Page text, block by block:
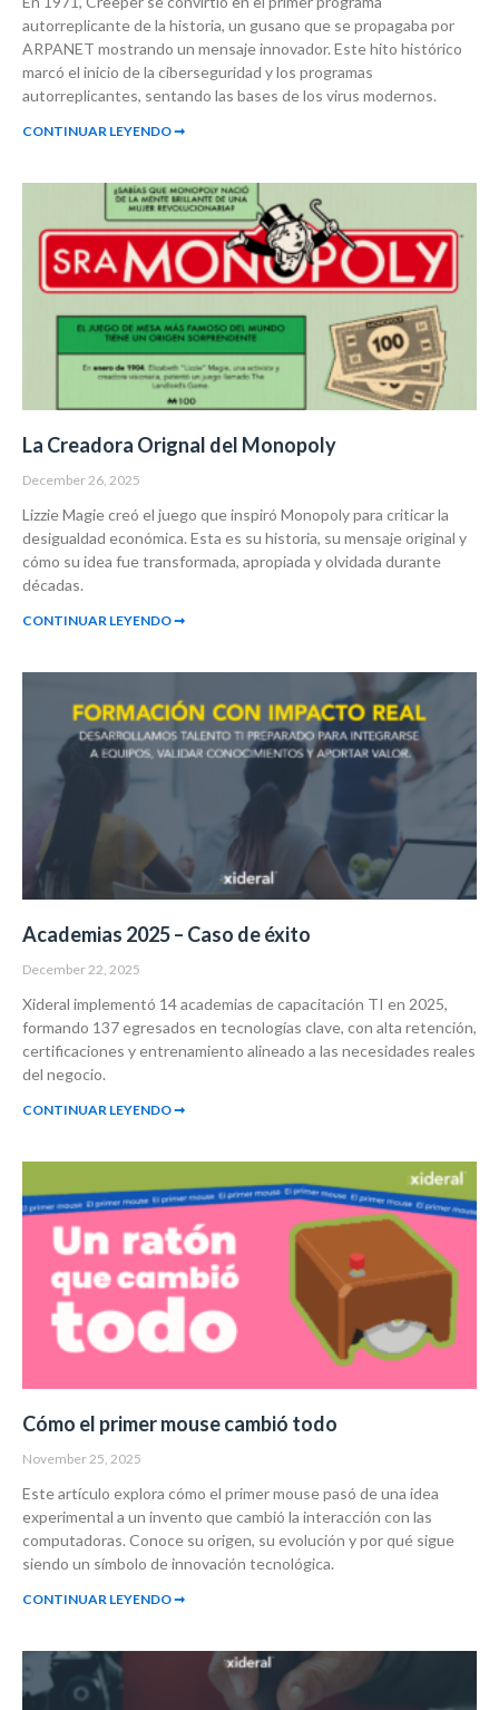
autorreplicante de la historia, un gusano que se propagaba por
ARPANET mostrando un mensaje innovador. Este hito histórico
marcó el inicio de la ciberseguridad y los programas
autorreplicantes, sentando las bases de los virus modernos.
CONTINUAR LEYENDO ➞
La Creadora Orignal del Monopoly
December 26, 2025
Lizzie Magie creó el juego que inspiró Monopoly para criticar la
desigualdad económica. Esta es su historia, su mensaje original y
cómo su idea fue transformada, apropiada y olvidada durante
décadas.
CONTINUAR LEYENDO ➞
Academias 2025 – Caso de éxito
December 22, 2025
Xideral implementó 14 academias de capacitación TI en 2025,
formando 137 egresados en tecnologías clave, con alta retención,
certificaciones y entrenamiento alineado a las necesidades reales
del negocio.
CONTINUAR LEYENDO ➞
Cómo el primer mouse cambió todo
November 25, 2025
Este artículo explora cómo el primer mouse pasó de una idea
experimental a un invento que cambió la interacción con las
computadoras. Conoce su origen, su evolución y por qué sigue
siendo un símbolo de innovación tecnológica.
CONTINUAR LEYENDO ➞